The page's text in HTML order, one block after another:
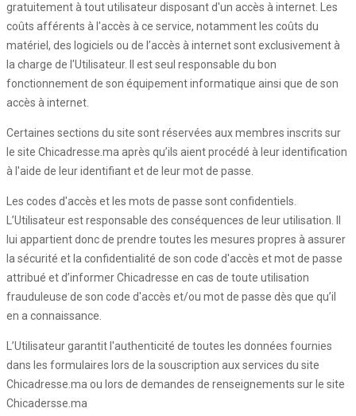
gratuitement à tout utilisateur disposant d'un accès à internet. Les
coûts afférents à l'accès à ce service, notamment les coûts du
matériel, des logiciels ou de l’accès à internet sont exclusivement à
la charge de l'Utilisateur. Il est seul responsable du bon
fonctionnement de son équipement informatique ainsi que de son
accès à internet.
Certaines sections du site sont réservées aux membres inscrits sur
le site Chicadresse.ma après qu’ils aient procédé à leur identification
à l'aide de leur identifiant et de leur mot de passe.
Les codes d'accès et les mots de passe sont confidentiels.
L’Utilisateur est responsable des conséquences de leur utilisation. Il
lui appartient donc de prendre toutes les mesures propres à assurer
la sécurité et la confidentialité de son code d'accès et mot de passe
attribué et d’informer Chicadresse en cas de toute utilisation
frauduleuse de son code d'accès et/ou mot de passe dès que qu’il
en a connaissance.
L’Utilisateur garantit l'authenticité de toutes les données fournies
dans les formulaires lors de la souscription aux services du site
Chicadresse.ma ou lors de demandes de renseignements sur le site
Chicadersse.ma